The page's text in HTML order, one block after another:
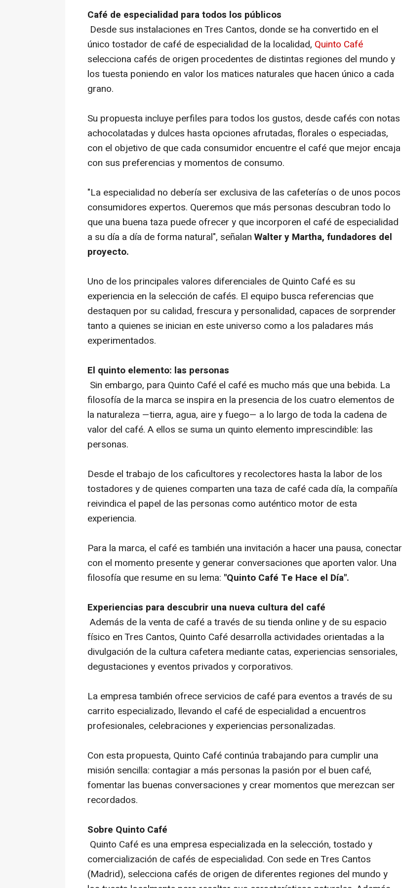
Café de especialidad para todos los públicos
Desde sus instalaciones en Tres Cantos, donde se ha convertido en el
único tostador de café de especialidad de la localidad, Quinto Café
selecciona cafés de origen procedentes de distintas regiones del mundo y
los tuesta poniendo en valor los matices naturales que hacen único a cada
grano.
Su propuesta incluye perfiles para todos los gustos, desde cafés con notas
achocolatadas y dulces hasta opciones afrutadas, florales o especiadas,
con el objetivo de que cada consumidor encuentre el café que mejor encaja
con sus preferencias y momentos de consumo.
"La especialidad no debería ser exclusiva de las cafeterías o de unos pocos
consumidores expertos. Queremos que más personas descubran todo lo
que una buena taza puede ofrecer y que incorporen el café de especialidad
a su día a día de forma natural", señalan Walter y Martha, fundadores del
proyecto.
Uno de los principales valores diferenciales de Quinto Café es su
experiencia en la selección de cafés. El equipo busca referencias que
destaquen por su calidad, frescura y personalidad, capaces de sorprender
tanto a quienes se inician en este universo como a los paladares más
experimentados.
El quinto elemento: las personas
Sin embargo, para Quinto Café el café es mucho más que una bebida. La
filosofía de la marca se inspira en la presencia de los cuatro elementos de
la naturaleza —tierra, agua, aire y fuego— a lo largo de toda la cadena de
valor del café. A ellos se suma un quinto elemento imprescindible: las
personas.
Desde el trabajo de los caficultores y recolectores hasta la labor de los
tostadores y de quienes comparten una taza de café cada día, la compañía
reivindica el papel de las personas como auténtico motor de esta
experiencia.
Para la marca, el café es también una invitación a hacer una pausa, conectar
con el momento presente y generar conversaciones que aporten valor. Una
filosofía que resume en su lema: "Quinto Café Te Hace el Día".
Experiencias para descubrir una nueva cultura del café
Además de la venta de café a través de su tienda online y de su espacio
físico en Tres Cantos, Quinto Café desarrolla actividades orientadas a la
divulgación de la cultura cafetera mediante catas, experiencias sensoriales,
degustaciones y eventos privados y corporativos.
La empresa también ofrece servicios de café para eventos a través de su
carrito especializado, llevando el café de especialidad a encuentros
profesionales, celebraciones y experiencias personalizadas.
Con esta propuesta, Quinto Café continúa trabajando para cumplir una
misión sencilla: contagiar a más personas la pasión por el buen café,
fomentar las buenas conversaciones y crear momentos que merezcan ser
recordados.
Sobre Quinto Café
Quinto Café es una empresa especializada en la selección, tostado y
comercialización de cafés de especialidad. Con sede en Tres Cantos
(Madrid), selecciona cafés de origen de diferentes regiones del mundo y